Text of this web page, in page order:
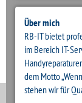
Über mich
RB-IT bietet
im Bereich IT-
dem Motto
stehen wir für